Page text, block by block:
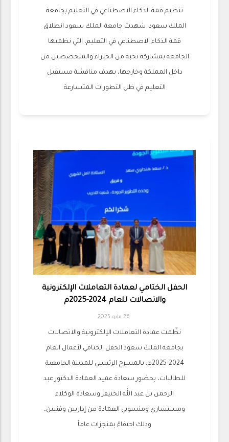
تنظيم قمة الذكاء الاصطناعي في التعليم بجامعة
الملك سعود. ‎شهدت جامعة الملك سعود انطلاق
قمة الذكاء الاصطناعي في التعليم، التي نظمتها
الجامعة بمشاركة نخبة من الخبراء والمتخصصين من
داخل المملكة وخارجها، بهدف مناقشة مستقبل
التعليم في ظل التطورات المتسارعة
الحفل الختامي لعمادة التعاملات الإلكترونية
والاتصالات للعام 2024-2025م
26 مايو 2025
نظّمت عمادة التعاملات الإلكترونية والاتصالات
بجامعة الملك سعود الحفل الختامي لأعمال العام
2024-2025م، بالمسرح الرئيسي للمدينة الجامعية
للطالبات، بحضور سعادة عميد العمادة الدكتور عبد
الرحمن بن عبد الله الخنيفر وسعادة الوكلاء
ومستشاري ومنسوبي العمادة من إداريين وفنيين،
وذلك احتفاءً بمنجزات عاماً